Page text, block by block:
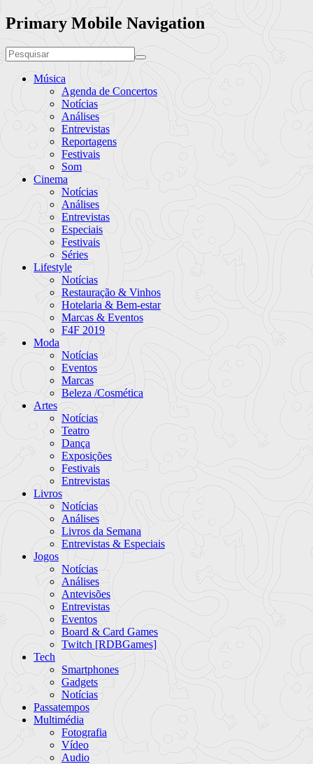
Primary Mobile Navigation
Música
Agenda de Concertos
Notícias
Análises
Entrevistas
Reportagens
Festivais
Som
Cinema
Notícias
Análises
Entrevistas
Especiais
Festivais
Séries
Lifestyle
Notícias
Restauração & Vinhos
Hotelaria & Bem-estar
Marcas & Eventos
F4F 2019
Moda
Notícias
Eventos
Marcas
Beleza /Cosmética
Artes
Notícias
Teatro
Dança
Exposições
Festivais
Entrevistas
Livros
Notícias
Análises
Livros da Semana
Entrevistas & Especiais
Jogos
Notícias
Análises
Antevisões
Entrevistas
Eventos
Board & Card Games
Twitch [RDBGames]
Tech
Smartphones
Gadgets
Notícias
Passatempos
Multimédia
Fotografia
Vídeo
Audio